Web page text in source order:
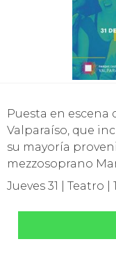
Puesta en escena del primer Coro intercultural de
Valparaíso, que
su mayoría
mezzosoprano
Jueves 31 | Teatro